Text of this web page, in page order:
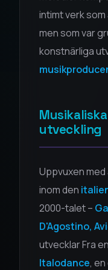
intimt verk
men som var
konstnärliga
utveckling
Uppvuxen
inom den
2000-talet –
D'Agostino,
utvecklar Fra
Italodance,